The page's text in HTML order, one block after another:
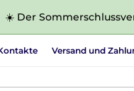
☀️ Der
Versand und